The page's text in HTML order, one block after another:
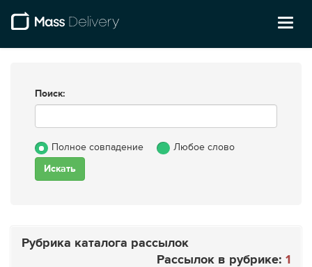
Поиск:
Полное совпадение Любое слово
Рубрика каталога рассылок
Рассылок в рубрике: 1